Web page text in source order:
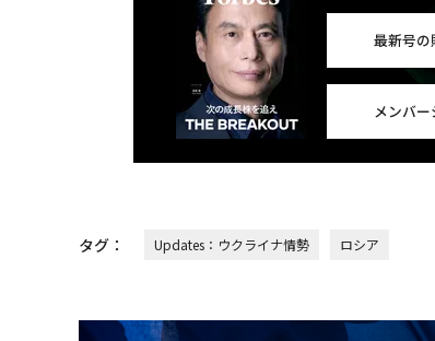
最新号の
メンバ
タグ： Updates：ウクライナ情勢 ロシア